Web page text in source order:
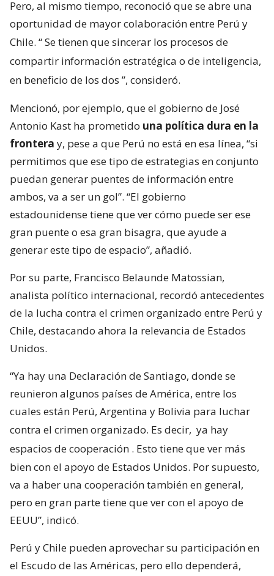
Pero, al mismo tiempo, reconoció que se abre una
oportunidad de mayor colaboración entre Perú y
Chile. “Se tienen que sincerar los procesos de
compartir información estratégica o de inteligencia,
en beneficio de los dos ”, consideró.
Mencionó, por ejemplo, que el gobierno de José
Antonio Kast ha prometido una política dura en la
frontera y, pese a que Perú no está en esa línea, “si
permitimos que ese tipo de estrategias en conjunto
puedan generar puentes de información entre
ambos, va a ser un gol”. “El gobierno
estadounidense tiene que ver cómo puede ser ese
gran puente o esa gran bisagra, que ayude a
generar este tipo de espacio”, añadió.
Por su parte, Francisco Belaunde Matossian,
analista político internacional, recordó antecedentes
de la lucha contra el crimen organizado entre Perú y
Chile, destacando ahora la relevancia de Estados
Unidos.
“Ya hay una Declaración de Santiago, donde se
reunieron algunos países de América, entre los
cuales están Perú, Argentina y Bolivia para luchar
contra el crimen organizado. Es decir, ya hay
espacios de cooperación . Esto tiene que ver más
bien con el apoyo de Estados Unidos. Por supuesto,
va a haber una cooperación también en general,
pero en gran parte tiene que ver con el apoyo de
EEUU”, indicó.
Perú y Chile pueden aprovechar su participación en
el Escudo de las Américas, pero ello dependerá,